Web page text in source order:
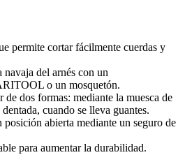
permite cortar fácilmente cuerdas y
del arnés con un
o un mosquetón.
de dos formas: mediante la muesca de
cuando se lleva guantes.
abierta mediante un seguro de
para aumentar la durabilidad.